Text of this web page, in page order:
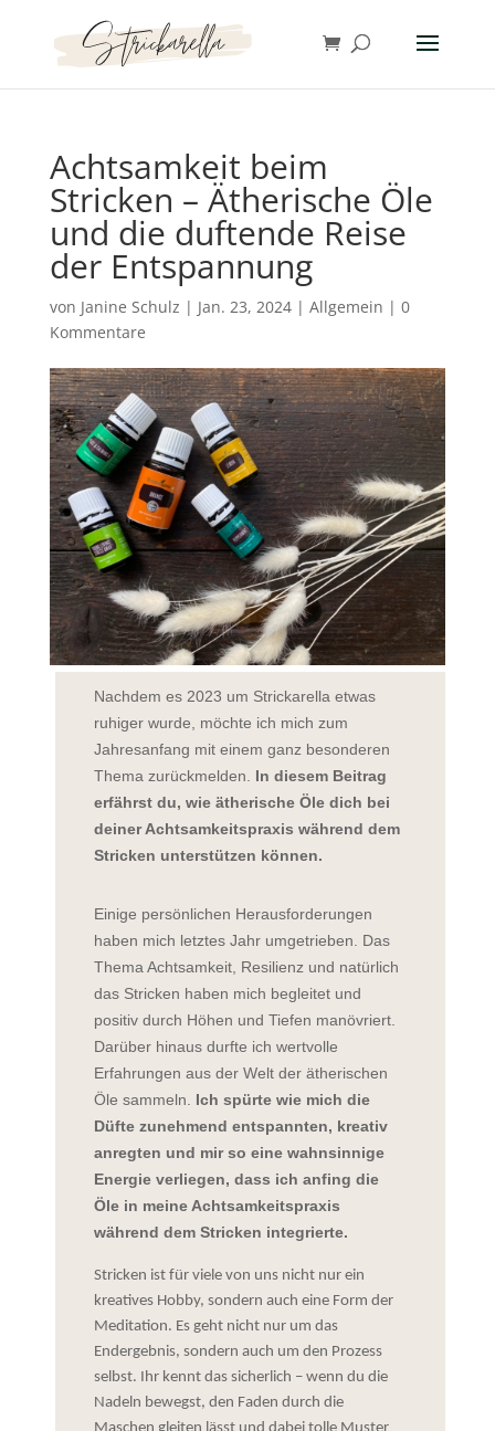
Achtsamkeit beim
Stricken – Ätherische Öle
und die duftende Reise
der Entspannung
von Janine Schulz | Jan. 23, 2024| Allgemein | 0
Kommentare
Nachdem es 2023 um Strickarella etwas
ruhiger wurde, möchte ich mich zum
Jahresanfang mit einem ganz besonderen
Thema zurückmelden. In diesem Beitrag
erfährst du, wie ätherische Öle dich bei
deiner Achtsamkeitspraxis während dem
Stricken unterstützen können.
Einige persönlichen Herausforderungen
haben mich letztes Jahr umgetrieben. Das
Thema Achtsamkeit, Resilienz und natürlich
das Stricken haben mich begleitet und
positiv durch Höhen und Tiefen manövriert.
Darüber hinaus durfte ich wertvolle
Erfahrungen aus der Welt der ätherischen
Öle sammeln. Ich spürte wie mich die
Düfte zunehmend entspannten, kreativ
anregten und mir so eine wahnsinnige
Energie verliegen, dass ich anfing die
Öle in meine Achtsamkeitspraxis
während dem Stricken integrierte.
Stricken ist für viele von uns nicht nur ein
kreatives Hobby, sondern auch eine Form der
Meditation. Es geht nicht nur um das
Endergebnis, sondern auch um den Prozess
selbst. Ihr kennt das sicherlich – wenn du die
Nadeln bewegst, den Faden durch die